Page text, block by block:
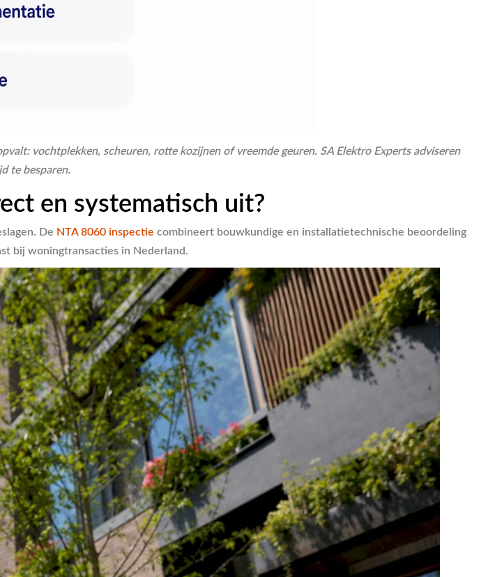
vochtplekken, scheuren, rotte kozijnen of vreemde geuren. SA Elektro Experts adviseren
te besparen.
en systematisch uit?
De NTA 8060 inspectie combineert bouwkundige en installatietechnische beoordeling
bij woningtransacties in Nederland.